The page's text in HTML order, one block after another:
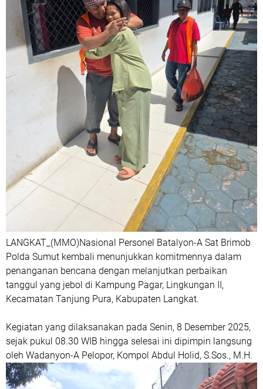
LANGKAT_(MMO)Nasional Personel Batalyon-A Sat Brimob
Polda Sumut kembali menunjukkan komitmennya dalam
penanganan bencana dengan melanjutkan perbaikan
tanggul yang jebol di Kampung Pagar, Lingkungan II,
Kecamatan Tanjung Pura, Kabupaten Langkat.
Kegiatan yang dilaksanakan pada Senin, 8 Desember 2025,
sejak pukul 08.30 WIB hingga selesai ini dipimpin langsung
oleh Wadanyon-A Pelopor, Kompol Abdul Holid, S.Sos., M.H.